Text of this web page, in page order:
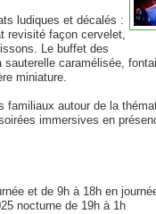
ludiques et décalés :
revisité façon cervelet,
Le buffet des
caramélisée,
miniature.
autour de la
immersives en
et de 9h à 18h en
nocturne de 19h à 1h